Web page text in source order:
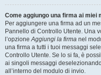
Come aggiungo una firma ai miei
Per aggiungere una firma ad un
Pannello di Controllo Utente. Una
l’opzioneAggiungi la firma nel
una firma a tutti i tuoi messaggi
Controllo Utente. Se lo si fa, è
ai singoli messaggi
all’interno del modulo di invio.